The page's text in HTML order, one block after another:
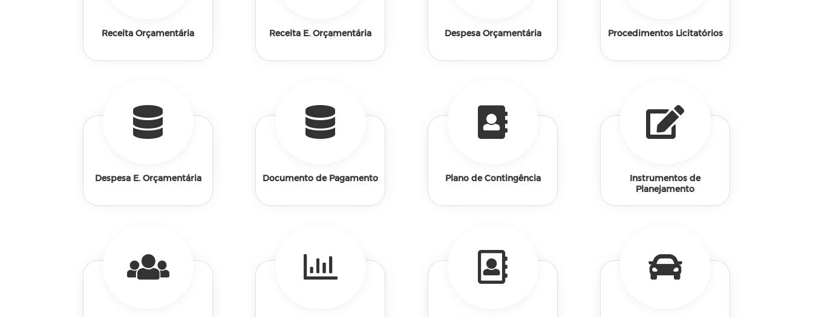
Receita Orçamentária Receita E. Orçamentária Despesa Orçamentária Procedimentos Licitatórios
Despesa E. Orçamentária Documento de Pagamento Plano de Contingência
Instrumentos de
Planejamento